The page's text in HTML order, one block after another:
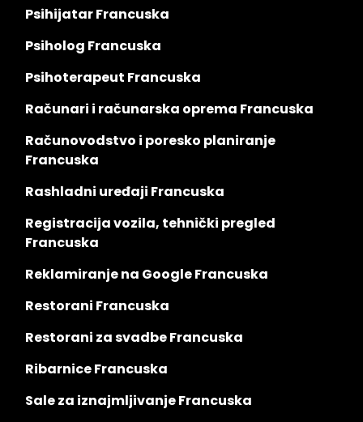
Psihijatar Francuska
Psiholog Francuska
Psihoterapeut Francuska
Računari i računarska oprema Francuska
Računovodstvo i poresko planiranje
Francuska
Rashladni uređaji Francuska
Registracija vozila, tehnički pregled
Francuska
Reklamiranje na Google Francuska
Restorani Francuska
Restorani za svadbe Francuska
Ribarnice Francuska
Sale za iznajmljivanje Francuska